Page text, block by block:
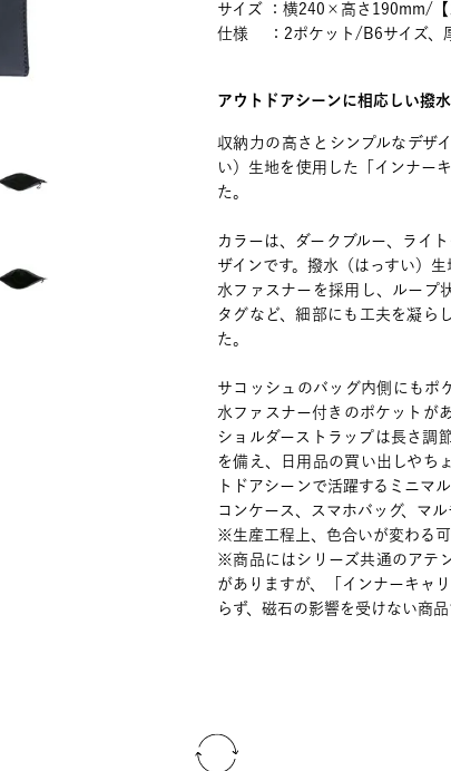
サイズ ：横240×高さ190mm/
仕様 ：2ポケット/B6サイズ、
アウトドアシーンに相応しい撥
収納力の高さとシンプルなデザ
い）生地を使用した「インナー
た。
カラーは、ダークブルー、ライ
ザインです。撥水（はっすい）
水ファスナーを採用し、ループ
タグなど、細部にも工夫を凝ら
た。
サコッシュのバッグ内側にもポ
水ファスナー付きのポケットが
ショルダーストラップは長さ調
を備え、日用品の買い出しやち
トドアシーンで活躍するミニマ
コンケース、スマホバッグ、マル
※生産工程上、色合いが変わる
※商品にはシリーズ共通のアテ
がありますが、「インナーキャ
らず、磁石の影響を受けない商